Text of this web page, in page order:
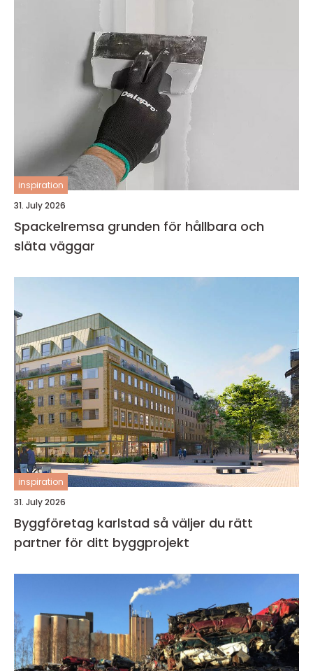
inspiration
31. July 2026
Spackelremsa grunden för hållbara och
släta väggar
inspiration
31. July 2026
Byggföretag karlstad så väljer du rätt
partner för ditt byggprojekt